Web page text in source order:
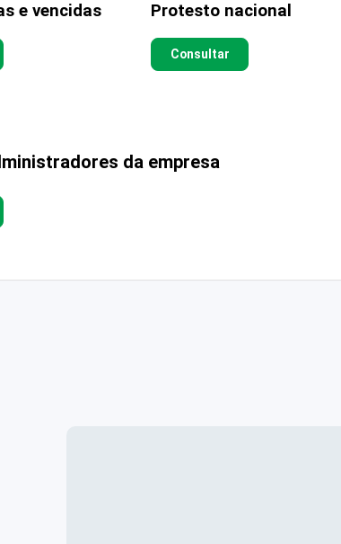
e vencidas Protesto nacional
Consultar
da empresa